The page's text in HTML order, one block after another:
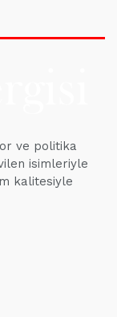
ve politika
isimleriyle
kalitesiyle